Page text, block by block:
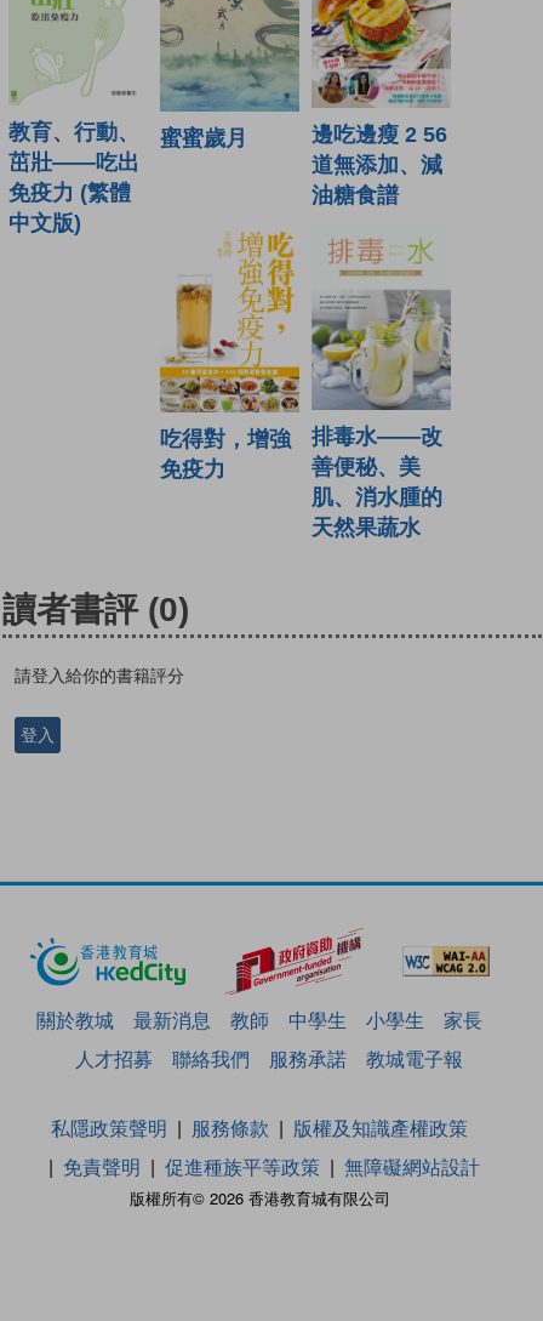
教育、行動、
茁壯——吃出
免疫力 (繁體
中文版)
蜜蜜歲月
邊吃邊瘦 2 56
道無添加、減
油糖食譜
吃得對，增強
免疫力
排毒水——改
善便秘、美
肌、消水腫的
天然果蔬水
讀者書評 (0)
請登入給你的書籍評分
登入
關於教城 最新消息 教師 中學生 小學生
家長
人才招募
聯絡我們 服務承諾 教城電子報
版權所有© 2026 香港教育城有限公司
私隱政策聲明 服務條款
版權及知識產權政策
免責聲明
促進種族平等政策 無障礙網站設計